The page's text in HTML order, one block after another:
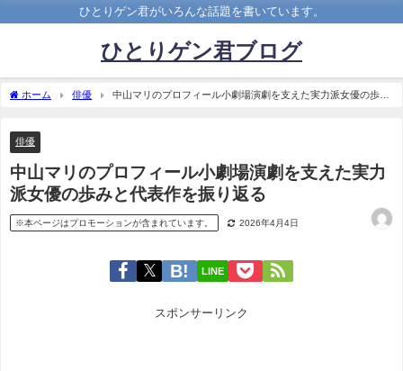
ひとりゲン君がいろんな話題を書いています。
ひとりゲン君ブログ
ホーム 俳優
中山マリのプロフィール小劇場演劇を支えた実力派女優の歩み
俳優
中山マリのプロフィール小劇場演劇を支えた実力
派女優の歩みと代表作を振り返る
※本ページはプロモーションが含まれています。 2026年4月4日
LINE
スポンサーリンク